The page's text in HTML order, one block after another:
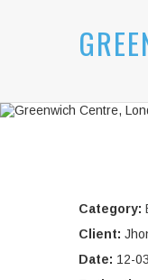
Category:
Client:
Date: 12-